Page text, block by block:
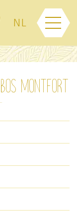
Verhuur
camping
Pastourels
NL
Menu
Montfort